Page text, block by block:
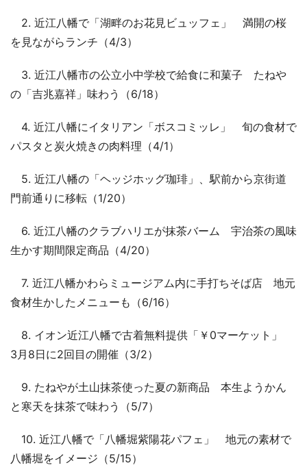
2. 近江八幡で「湖畔のお花見ビュッフェ」 満開の桜
を見ながらランチ（4/3）
3. 近江八幡市の公立小中学校で給食に和菓子 たねや
の「吉兆嘉祥」味わう（6/18）
4. 近江八幡にイタリアン「ボスコミッレ」 旬の食材で
パスタと炭火焼きの肉料理（4/1）
5. 近江八幡の「ヘッジホッグ珈琲」、駅前から京街道
門前通りに移転（1/20）
6. 近江八幡のクラブハリエが抹茶バーム 宇治茶の風味
生かす期間限定商品（4/20）
7. 近江八幡かわらミュージアム内に手打ちそば店 地元
食材生かしたメニューも（6/16）
8. イオン近江八幡で古着無料提供「￥0マーケット」
3月8日に2回目の開催（3/2）
9. たねやが土山抹茶使った夏の新商品 本生ようかん
と寒天を抹茶で味わう（5/7）
10. 近江八幡で「八幡堀紫陽花パフェ」 地元の素材で
八幡堀をイメージ（5/15）